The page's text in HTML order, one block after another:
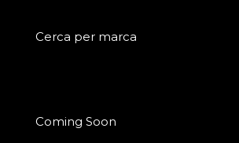
Cerca per marca
Coming Soon